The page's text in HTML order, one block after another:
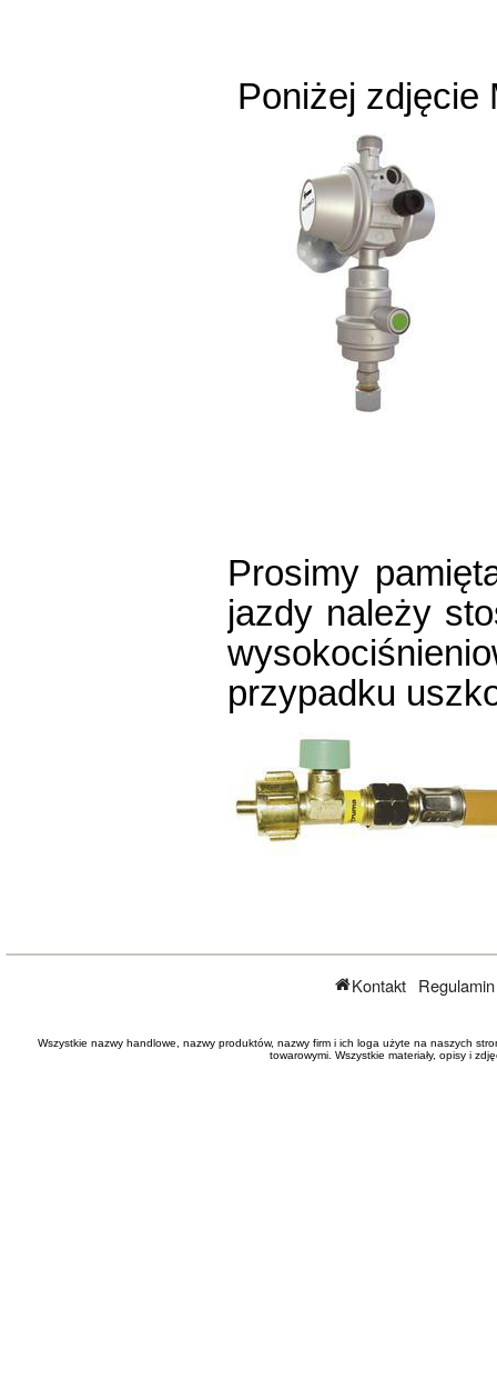
Poniżej zdjęcie
Prosimy
jazdy należy
przypadku
Kontakt
Wszystkie nazwy handlowe, nazwy produktów, nazwy firm i ich loga użyte na naszych
towarowymi. Wszystkie materiały, opisy i